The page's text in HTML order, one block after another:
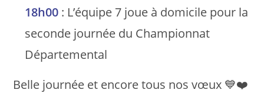
18h00 : L’équipe 7 joue à domicile pour la
seconde journée du Championnat
Départemental
Belle journée et encore tous nos vœux 💙❤️